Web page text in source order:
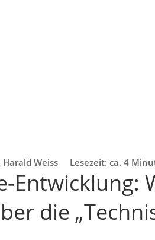
Harald Weiss Lesezeit: ca. 4
Entwicklung:
die